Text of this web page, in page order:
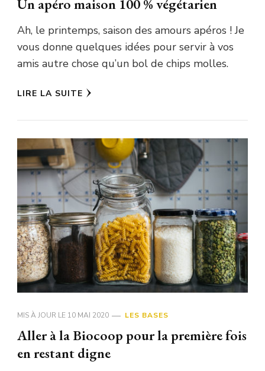
Un apéro maison 100 % végétarien
Ah, le printemps, saison des amours apéros ! Je
vous donne quelques idées pour servir à vos
amis autre chose qu’un bol de chips molles.
LIRE LA SUITE
MIS À JOUR LE 10 MAI 2020 LES BASES
Aller à la Biocoop pour la première fois
en restant digne